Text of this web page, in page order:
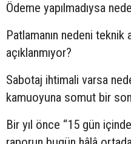
Ödeme yapılmadıysa
Patlamanın nedeni teknik
açıklanmıyor?
Sabotaj ihtimali varsa
kamuoyuna somut bir
Bir yıl önce “15 gün